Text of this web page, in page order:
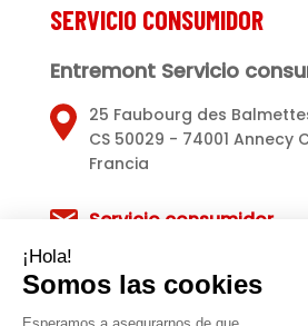
SERVICIO CONSUMIDOR
Entremont Servicio
25 Faubourg des
CS 50029 - 74001 Annecy
Francia
Servicio consumidor